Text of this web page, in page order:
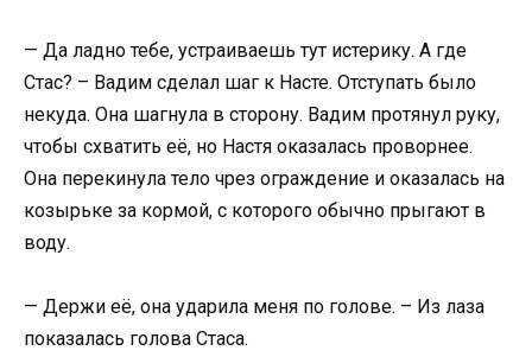
— Да ладно тебе, устраиваешь тут истерику. А где
Стас? – Вадим сделал шаг к Насте. Отступать было
некуда. Она шагнула в сторону. Вадим протянул руку,
чтобы схватить её, но Настя оказалась проворнее.
Она перекинула тело чрез ограждение и оказалась на
козырьке за кормой, с которого обычно прыгают в
воду.
— Держи её, она ударила меня по голове. – Из лаза
показалась голова Стаса.